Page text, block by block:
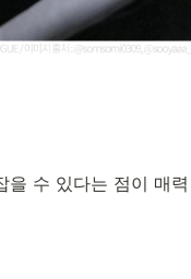
을 수 있다는 점이 매력